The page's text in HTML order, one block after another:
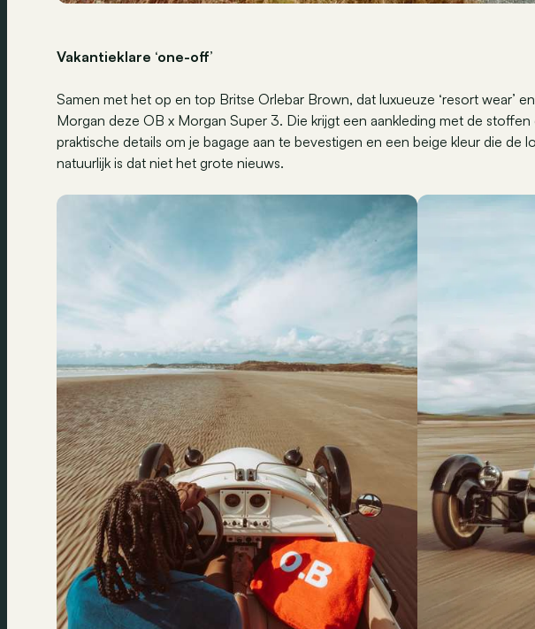
Vakantieklare ‘one-off’
Samen met het op en top Britse Orlebar Brown, dat luxueuze ‘resort wear’
Morgan deze OB x Morgan Super 3. Die krijgt een aankleding met de
praktische details om je bagage aan te bevestigen en een beige kleur die de
natuurlijk is dat niet het grote nieuws.